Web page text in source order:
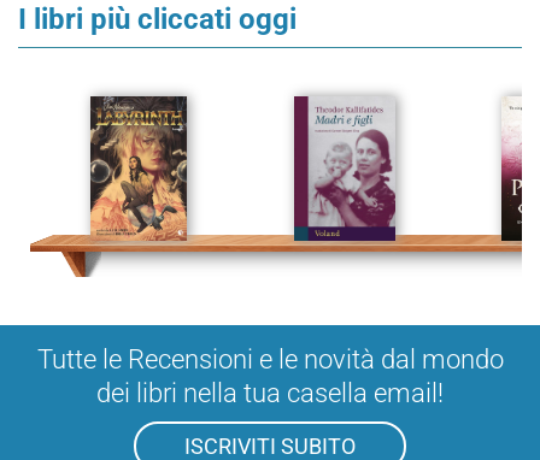
I libri più cliccati oggi
Tutte le Recensioni e le novità dal mondo
dei libri nella tua casella email!
ISCRIVITI SUBITO